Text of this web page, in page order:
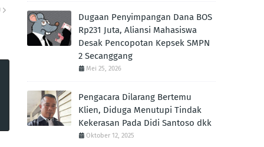
Dugaan Penyimpangan Dana BOS
Rp231 Juta, Aliansi Mahasiswa
Desak Pencopotan Kepsek SMPN
2 Secanggang
Mei 25, 2026
Pengacara Dilarang Bertemu
Klien, Diduga Menutupi Tindak
Kekerasan Pada Didi Santoso dkk
Oktober 12, 2025